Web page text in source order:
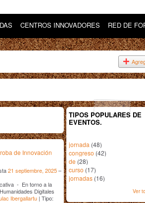
CENTROS INNOVADORES RED DE
de Innovación
21 septiembre, 2025–
- En torno a la
Digitales
Ibergallartu | Tipo:
TIPOS POPULARES DE
EVENTOS.
jornada (48)
congreso (42)
de (28)
curso (17)
jornadas (16)
Ver